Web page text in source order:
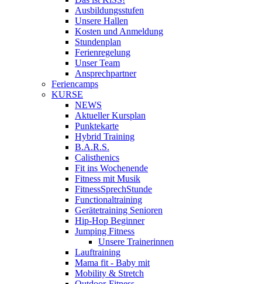
Ausbildungsstufen
Unsere Hallen
Kosten und Anmeldung
Stundenplan
Ferienregelung
Unser Team
Ansprechpartner
Feriencamps
KURSE
NEWS
Aktueller Kursplan
Punktekarte
Hybrid Training
B.A.R.S.
Calisthenics
Fit ins Wochenende
Fitness mit Musik
FitnessSprechStunde
Functionaltraining
Gerätetraining Senioren
Hip-Hop Beginner
Jumping Fitness
Unsere Trainerinnen
Lauftraining
Mama fit - Baby mit
Mobility & Stretch